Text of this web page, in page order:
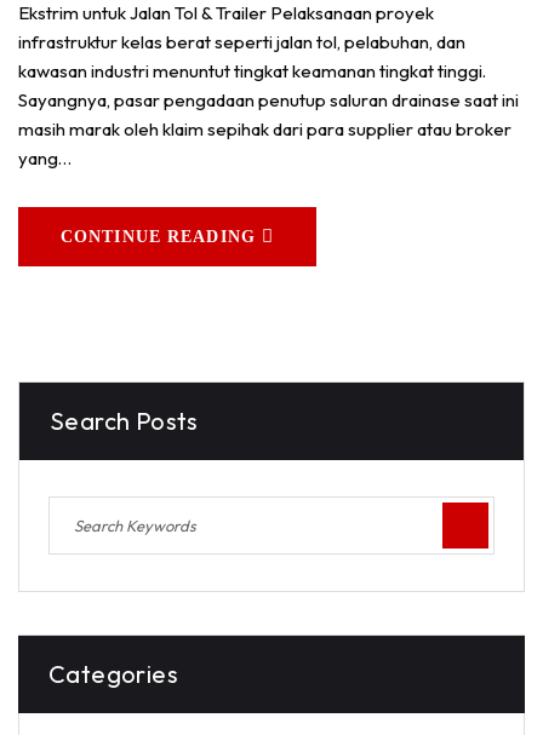
Ekstrim untuk Jalan Tol & Trailer Pelaksanaan proyek
infrastruktur kelas berat seperti jalan tol, pelabuhan, dan
kawasan industri menuntut tingkat keamanan tingkat tinggi.
Sayangnya, pasar pengadaan penutup saluran drainase saat ini
masih marak oleh klaim sepihak dari para supplier atau broker
yang…
CONTINUE READING
Search Posts
Categories